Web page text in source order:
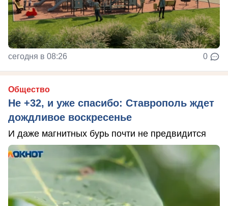
сегодня в 08:26 0
Общество
Не +32, и уже спасибо: Ставрополь ждет
дождливое воскресенье
И даже магнитных бурь почти не предвидится